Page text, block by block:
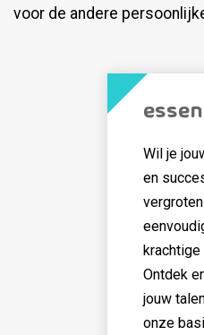
voor de andere
Wil je
en
krachtige
Ontdek
jouw
onze